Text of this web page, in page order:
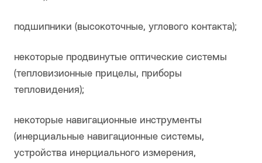
подшипники (высокоточные, углового контакта);
некоторые продвинутые оптические системы
(тепловизионные прицелы, приборы
тепловидения);
некоторые навигационные инструменты
(инерциальные навигационные системы,
устройства инерциального измерения,